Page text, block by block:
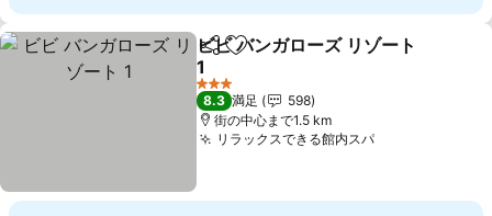
シェアお気に入りに追加
ビビ バンガローズ リゾート
1
3 ホテルのランク
8.3 満足
598
街の中心まで1.5 km
リラックスできる館内スパ